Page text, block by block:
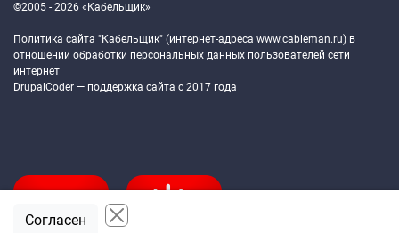
©2005 - 2026 «Кабельщик»
Политика сайта "Кабельщик" (интернет-адреса www.cableman.ru) в
отношении обработки персональных данных пользователей сети
интернет
DrupalCoder — поддержка сайта c 2017 года
Согласен